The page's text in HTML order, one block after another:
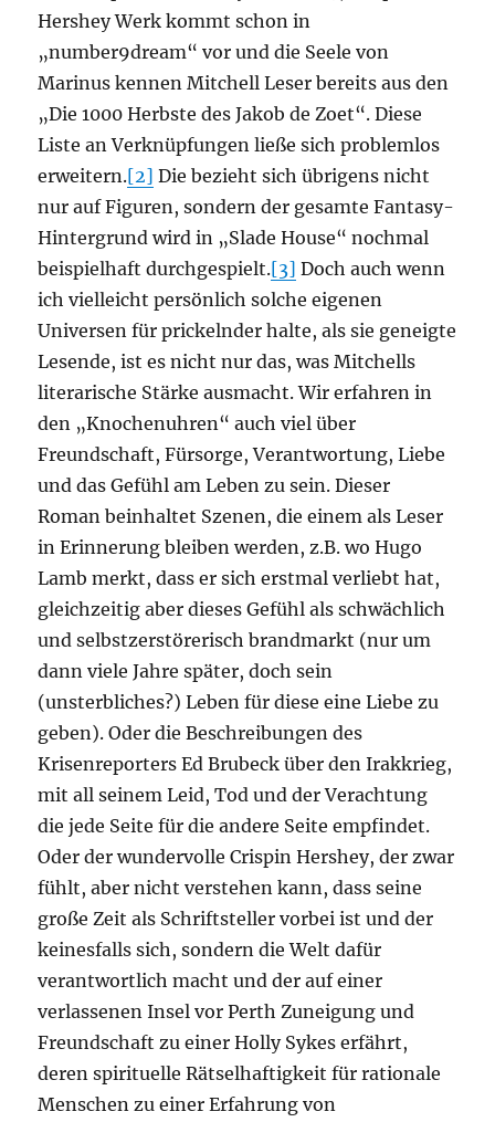
Hershey Werk kommt schon in
„number9dream“ vor und die Seele von
Marinus kennen Mitchell Leser bereits aus den
„Die 1000 Herbste des Jakob de Zoet“. Diese
Liste an Verknüpfungen ließe sich problemlos
erweitern.[2] Die bezieht sich übrigens nicht
nur auf Figuren, sondern der gesamte Fantasy-
Hintergrund wird in „Slade House“ nochmal
beispielhaft durchgespielt.[3] Doch auch wenn
ich vielleicht persönlich solche eigenen
Universen für prickelnder halte, als sie geneigte
Lesende, ist es nicht nur das, was Mitchells
literarische Stärke ausmacht. Wir erfahren in
den „Knochenuhren“ auch viel über
Freundschaft, Fürsorge, Verantwortung, Liebe
und das Gefühl am Leben zu sein. Dieser
Roman beinhaltet Szenen, die einem als Leser
in Erinnerung bleiben werden, z.B. wo Hugo
Lamb merkt, dass er sich erstmal verliebt hat,
gleichzeitig aber dieses Gefühl als schwächlich
und selbstzerstörerisch brandmarkt (nur um
dann viele Jahre später, doch sein
(unsterbliches?) Leben für diese eine Liebe zu
geben). Oder die Beschreibungen des
Krisenreporters Ed Brubeck über den Irakkrieg,
mit all seinem Leid, Tod und der Verachtung
die jede Seite für die andere Seite empfindet.
Oder der wundervolle Crispin Hershey, der zwar
fühlt, aber nicht verstehen kann, dass seine
große Zeit als Schriftsteller vorbei ist und der
keinesfalls sich, sondern die Welt dafür
verantwortlich macht und der auf einer
verlassenen Insel vor Perth Zuneigung und
Freundschaft zu einer Holly Sykes erfährt,
deren spirituelle Rätselhaftigkeit für rationale
Menschen zu einer Erfahrung von